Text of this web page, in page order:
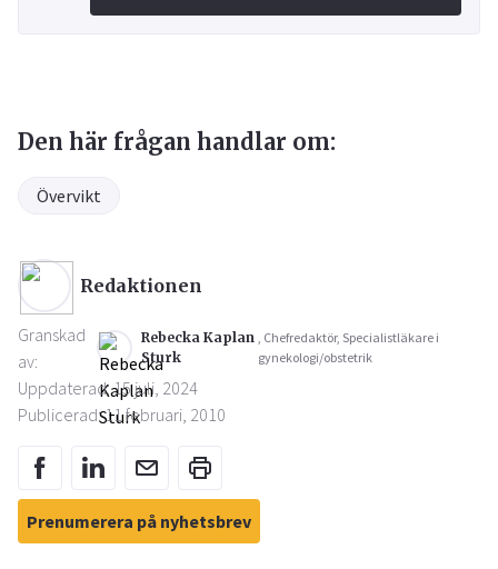
Den här frågan handlar om:
Övervikt
Redaktionen
Granskad
av:
Rebecka Kaplan
Sturk
, Chefredaktör, Specialistläkare i
gynekologi/obstetrik
Uppdaterad: 15 juli, 2024
Publicerad: 11 februari, 2010
Prenumerera på nyhetsbrev